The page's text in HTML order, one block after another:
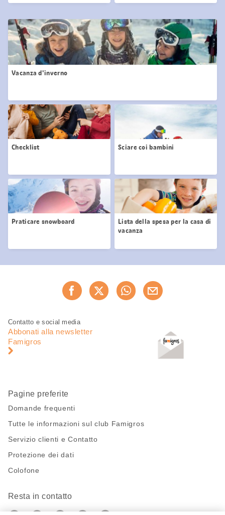
Vacanza d'inverno
Checklist Sciare coi bambini
Praticare snowboard
Lista della spesa per la casa di
vacanza
Consiglia ora
Piè
pagina
Navigazione
pagina
Contatto e social media
Abbonati alla newsletter
Famigros
Pagine preferite
Domande frequenti
Tutte le informazioni sul club Famigros
Servizio clienti e Contatto
Protezione dei dati
Colofone
Resta in contatto